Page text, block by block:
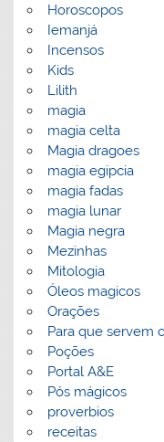
Horoscopos
Iemanjá
Incensos
Kids
Lilith
magia
magia celta
Magia dragoes
magia egipcia
magia fadas
magia lunar
Magia negra
Mezinhas
Mitologia
Óleos magicos
Orações
Para que servem
Poções
Portal A&E
Pós mágicos
proverbios
receitas